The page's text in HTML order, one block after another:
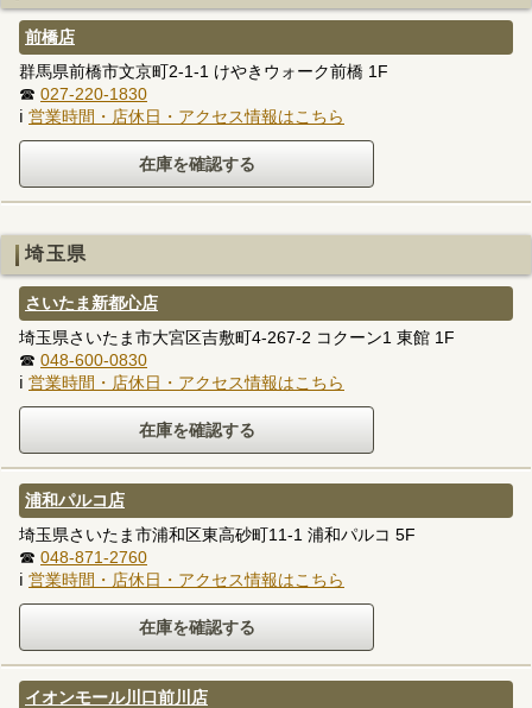
前橋店
群馬県前橋市文京町2-1-1 けやきウォーク前橋 1F
☎ 027-220-1830
ℹ 営業時間・店休日・アクセス情報はこちら
埼玉県
さいたま新都心店
埼玉県さいたま市大宮区吉敷町4-267-2 コクーン1 東館 1F
☎ 048-600-0830
ℹ 営業時間・店休日・アクセス情報はこちら
浦和パルコ店
埼玉県さいたま市浦和区東高砂町11-1 浦和パルコ 5F
☎ 048-871-2760
ℹ 営業時間・店休日・アクセス情報はこちら
イオンモール川口前川店